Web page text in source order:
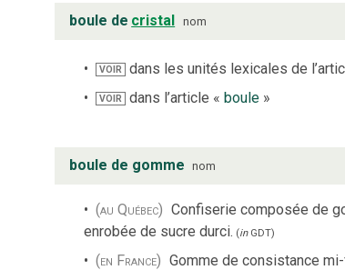
boule de cristal nom
VOIR dans les unités lexicales de
VOIR dans l’article «boule »
boule de gomme nom
(au Québec) Confiserie composée de
enrobée de sucre durci. (inGDT)
(en France) Gomme de consistance